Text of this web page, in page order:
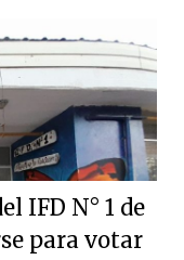
IFD N° 1 de
para votar